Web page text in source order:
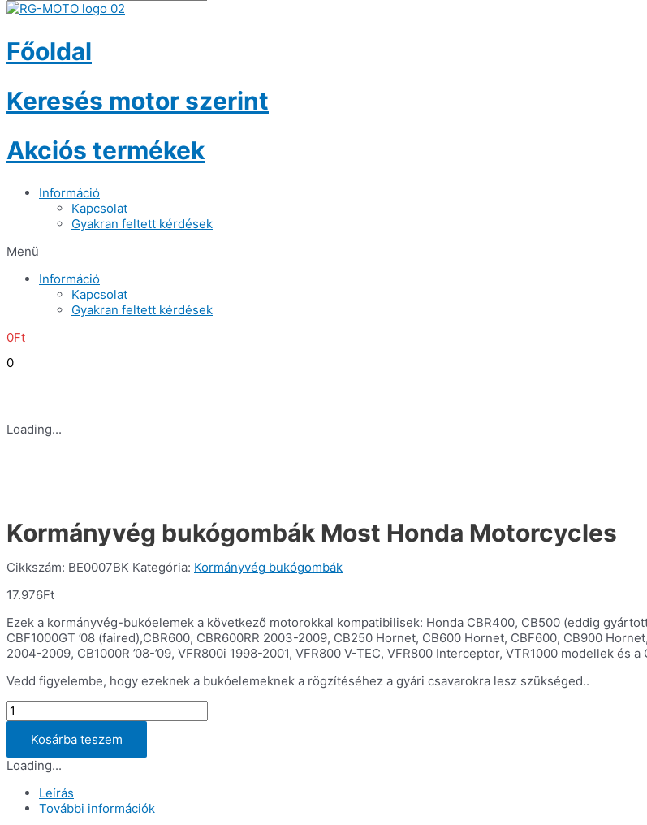
Főoldal
Keresés motor szerint
Akciós termékek
Információ
Kapcsolat
Gyakran feltett kérdések
Menü
Információ
Kapcsolat
Gyakran feltett kérdések
0Ft
0
Loading...
Kormányvég bukógombák Most Honda Motorcycles
Cikkszám: BE0007BK Kategória: Kormányvég bukógombák
17.976Ft
Ezek a kormányvég-bukóelemek a következő motorokkal kompatibilisek: Honda CBR400, CB500 (eddig
CBF1000GT ’08 (faired),CBR600, CBR600RR 2003-2009, CB250 Hornet, CB600 Hornet, CBF600, CB900
2004-2009, CB1000R ’08-’09, VFR800i 1998-2001, VFR800 V-TEC, VFR800 Interceptor, VTR1000 modellek és a
Vedd figyelembe, hogy ezeknek a bukóelemeknek a rögzítéséhez a gyári csavarokra lesz szükséged..
Kormányvég
bukógombák
Most
Honda
Motorcycles
mennyiség
Kosárba teszem
Loading...
Leírás
További információk